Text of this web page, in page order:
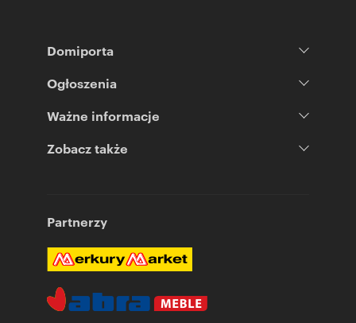
Domiporta
Ogłoszenia
Ważne informacje
Zobacz także
Partnerzy